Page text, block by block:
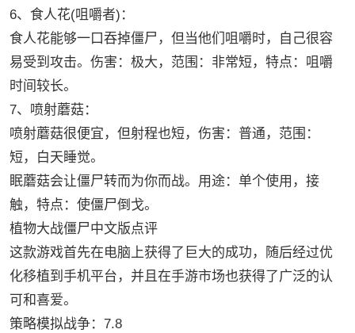
6、食人花(咀嚼者)：
食人花能够一口吞掉僵尸，但当他们咀嚼时，自己很容
易受到攻击。伤害：极大，范围：非常短，特点：咀嚼
时间较长。
7、喷射蘑菇：
喷射蘑菇很便宜，但射程也短，伤害：普通，范围：
短，白天睡觉。
眠蘑菇会让僵尸转而为你而战。用途：单个使用，接
触，特点：使僵尸倒戈。
植物大战僵尸中文版点评
这款游戏首先在电脑上获得了巨大的成功，随后经过优
化移植到手机平台，并且在手游市场也获得了广泛的认
可和喜爱。
策略模拟战争：7.8